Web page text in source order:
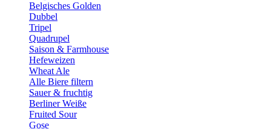
Belgisches Golden
Dubbel
Tripel
Quadrupel
Saison & Farmhouse
Hefeweizen
Wheat Ale
Alle Biere filtern
Sauer & fruchtig
Berliner Weiße
Fruited Sour
Gose